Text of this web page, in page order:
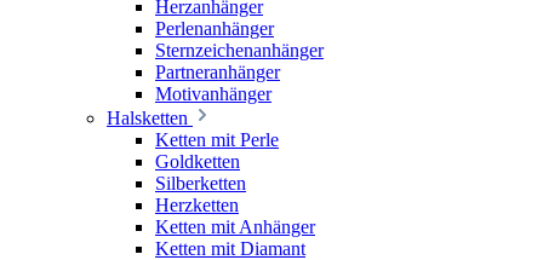
Herzanhänger
Perlenanhänger
Sternzeichenanhänger
Partneranhänger
Motivanhänger
Halsketten
Ketten mit Perle
Goldketten
Silberketten
Herzketten
Ketten mit Anhänger
Ketten mit Diamant